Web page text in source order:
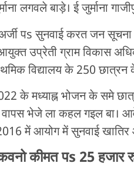
लगवले बाड़े। ई जुर्माना
पs सुनवाई करत जन सूचना
उप्रेती ग्राम विकास
विद्यालय के 250
के मध्याह्न भोजन के समे
के वापस भेजे ला कहल गइल
में आयोग में सुनवाई
कीमत पs 25 हजार